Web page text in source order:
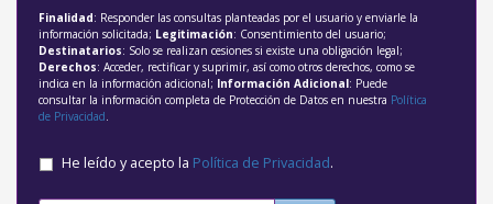
Finalidad: Responder las consultas planteadas por el usuario y enviarle la
información solicitada; Legitimación: Consentimiento del usuario;
Destinatarios: Solo se realizan cesiones si existe una obligación legal;
Derechos: Acceder, rectificar y suprimir, así como otros derechos, como se
indica en la información adicional; Información Adicional: Puede
consultar la información completa de Protección de Datos en nuestra Política
de Privacidad.
He leído y acepto la Política de Privacidad.